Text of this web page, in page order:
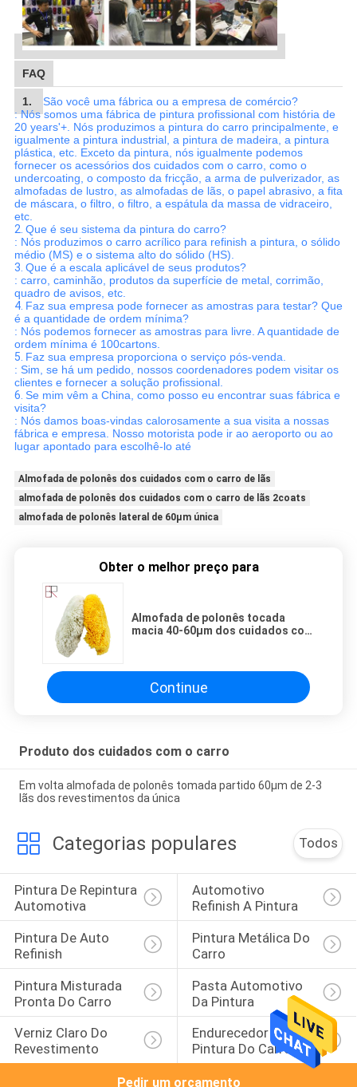
FAQ
1.
São você uma fábrica ou a empresa de comércio?
: Nós somos uma fábrica de pintura profissional com história de
20 years'+. Nós produzimos a pintura do carro principalmente, e
igualmente a pintura industrial, a pintura de madeira, a pintura
plástica, etc. Exceto da pintura, nós igualmente podemos
fornecer os acessórios dos cuidados com o carro, como o
undercoating, o composto da fricção, a arma de pulverizador, as
almofadas de lustro, as almofadas de lãs, o papel abrasivo, a fita
de máscara, o filtro, o filtro, a espátula da massa de vidraceiro,
etc.
2. Que é seu sistema da pintura do carro?
: Nós produzimos o carro acrílico para refinish a pintura, o sólido
médio (MS) e o sistema alto do sólido (HS).
3. Que é a escala aplicável de seus produtos?
: carro, caminhão, produtos da superfície de metal, corrimão,
quadro de avisos, etc.
4. Faz sua empresa pode fornecer as amostras para testar? Que
é a quantidade de ordem mínima?
: Nós podemos fornecer as amostras para livre. A quantidade de
ordem mínima é 100cartons.
5. Faz sua empresa proporciona o serviço pós-venda.
: Sim, se há um pedido, nossos coordenadores podem visitar os
clientes e fornecer a solução profissional.
6. Se mim vêm a China, como posso eu encontrar suas fábrica e
visita?
: Nós damos boas-vindas calorosamente a sua visita a nossas
fábrica e empresa. Nosso motorista pode ir ao aeroporto ou ao
lugar apontado para escolhê-lo até
Almofada de polonês dos cuidados com o carro de lãs
almofada de polonês dos cuidados com o carro de lãs 2coats
almofada de polonês lateral de 60μm única
Obter o melhor preço para
Almofada de polonês tocada
macia 40-60μm dos cuidados com
Continue
Produto dos cuidados com o carro
Em volta almofada de polonês tomada partido 60μm de 2-3
lãs dos revestimentos da única
Categorias populares Todos
Pintura De Repintura
Automotiva
Automotivo
Refinish A Pintura
Pintura De Auto
Refinish
Pintura Metálica Do
Carro
Pintura Misturada
Pronta Do Carro
Pasta Automotivo
Da Pintura
Verniz Claro Do
Revestimento
Endurecedor Da
Pintura Do Carro
Pedir um orçamento